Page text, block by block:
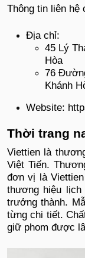
Thông tin liên hệ
Địa chỉ:
45 Lý
Hòa
76
Khánh
Website:
Thời trang
Viettien là
Việt Tiến.
đơn vị là
thương hiệu
trưởng thành.
từng chi tiết.
giữ phom được